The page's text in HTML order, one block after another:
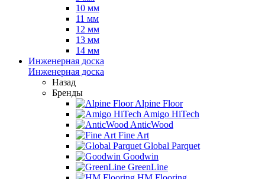
10 мм
11 мм
12 мм
13 мм
14 мм
Инженерная доска
Инженерная доска
Назад
Бренды
Alpine Floor
Amigo HiTech
AnticWood
Fine Art
Global Parquet
Goodwin
GreenLine